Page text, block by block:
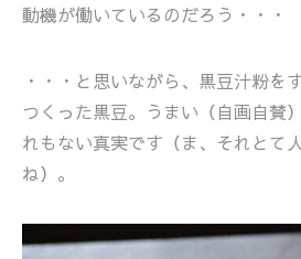
動機が働いているのだろう・・・
・・・と思いながら、黒豆汁粉を
つくった黒豆。うまい（自画自賛
れもない真実です（ま、それとて
ね）。